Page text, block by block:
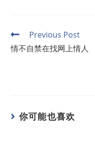
Previous Post
情不自禁在找网上情人
你可能也喜欢